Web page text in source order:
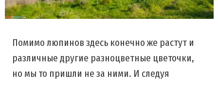
Помимо люпинов здесь конечно же растут и
различные другие разноцветные цветочки,
но мы то пришли не за ними. И следуя